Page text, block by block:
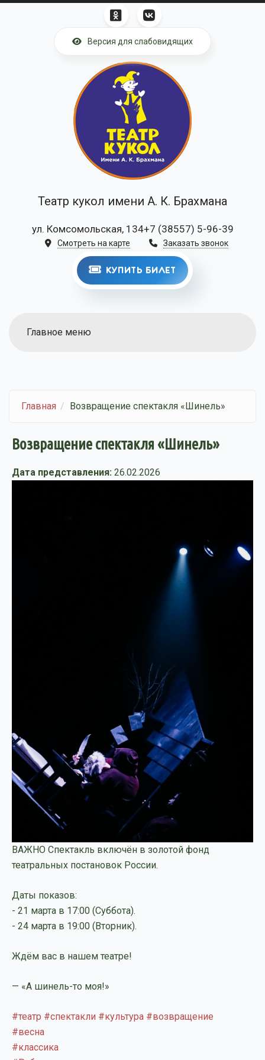
Перейти к основному содержанию
Версия для слабовидящих
Театр кукол имени А. К. Брахмана
ул. Комсомольская, 134
Смотреть на карте
+7 (38557) 5-96-39
Заказать звонок
КУПИТЬ БИЛЕТ
Главное меню
Главная Возвращение спектакля «Шинель»
Возвращение спектакля «Шинель»
Дата представления: 26.02.2026
ВАЖНО Спектакль включён в золотой фонд
театральных постановок России.
Даты показов:
- 21 марта в 17:00 (Суббота).
- 24 марта в 19:00 (Вторник).
Ждём вас в нашем театре!
— «А шинель-то моя!»
#театр #спектакли #культура #возвращение
#весна
#классика